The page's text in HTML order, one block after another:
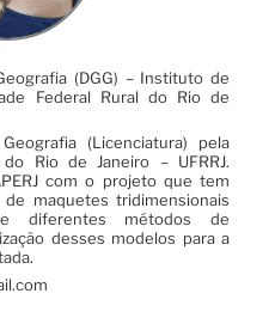
(DGG) – Instituto de
Federal Rural do Rio de
(Licenciatura) pela
Rio de Janeiro – UFRRJ.
com o projeto que tem
maquetes tridimensionais
diferentes métodos de
desses modelos para a